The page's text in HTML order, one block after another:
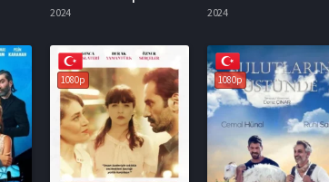
2024 2024
1080p 1080p